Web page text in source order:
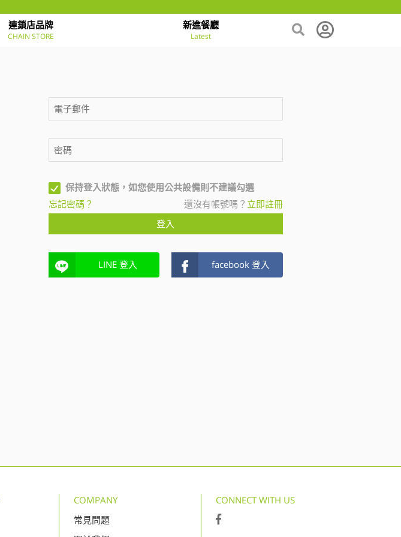
連鎖店品牌
CHAIN STORE
新進餐廳
Latest
保持登入狀態，如您使用公共設備則不建議勾選
忘記密碼？
還沒有帳號嗎？ 立即註冊
登入
LINE 登入 facebook 登入
COMPANY
常見問題
CONNECT WITH US